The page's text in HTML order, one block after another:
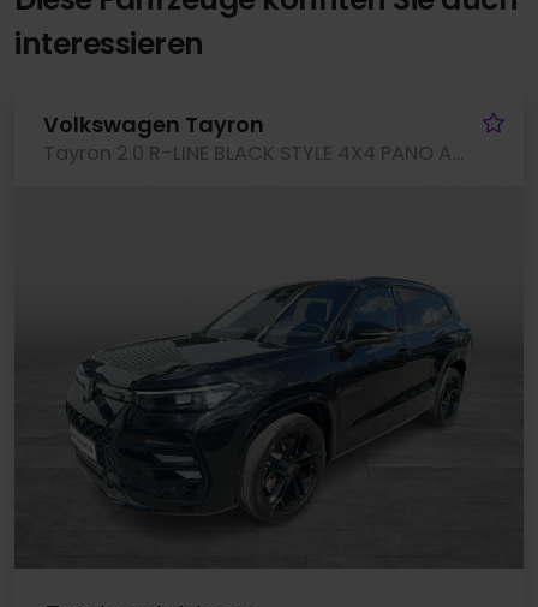
interessieren
Volkswagen Tayron
Tayron 2.0 R-LINE BLACK STYLE 4X4 PANO AHK LM20